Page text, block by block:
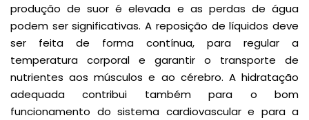
produção de suor é elevada e as perdas de água
podem ser significativas. A reposição de líquidos deve
ser feita de forma contínua, para regular a
temperatura corporal e garantir o transporte de
nutrientes aos músculos e ao cérebro. A hidratação
adequada contribui também para o bom
funcionamento do sistema cardiovascular e para a